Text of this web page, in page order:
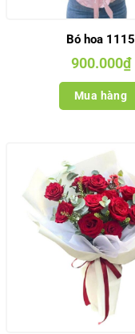
Bó hoa 1115
900.000₫
Mua hàng